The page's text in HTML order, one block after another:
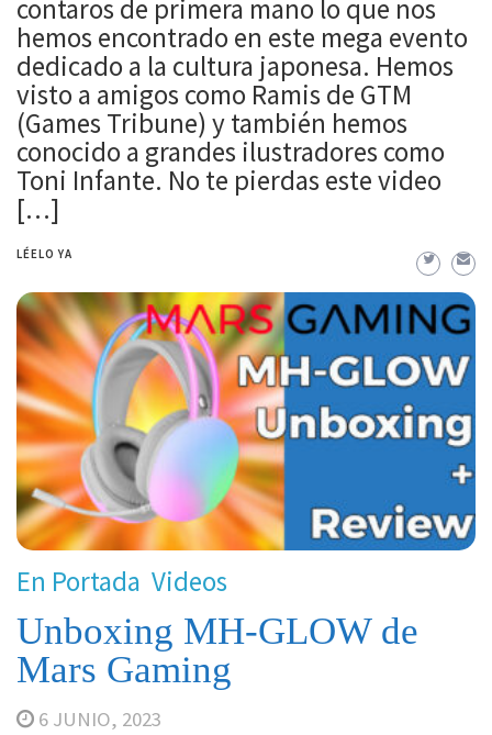
contaros de primera mano lo que nos
hemos encontrado en este mega evento
dedicado a la cultura japonesa. Hemos
visto a amigos como Ramis de GTM
(Games Tribune) y también hemos
conocido a grandes ilustradores como
Toni Infante. No te pierdas este video
[…]
LÉELO YA
En Portada Videos
Unboxing MH-GLOW de
Mars Gaming
6 JUNIO, 2023